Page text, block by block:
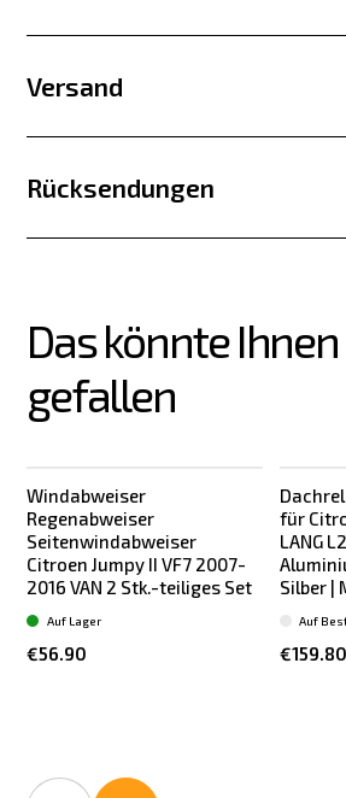
Versand
Rücksendungen
Das könnte
gefallen
Windabweiser
Regenabweiser
Seitenwindabweiser
Citroen Jumpy II VF7 2007-
2016 VAN 2 Stk.-teiliges Set
€56.90
Auf Lager
für
LANG
Silber |
€159.80
Auf